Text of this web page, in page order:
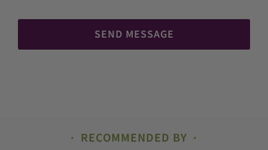
OVH Hispano está ubicado en UE, en Francia, un país cuyo nivel de
privacidad de OVH Hispano. El hecho de que no introduzcas los datos de
RECOMMENDED BY